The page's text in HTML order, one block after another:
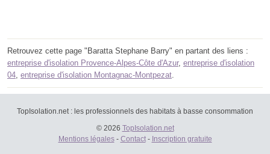
Retrouvez cette page "Baratta Stephane Barry" en partant des liens :
entreprise d'isolation Provence-Alpes-Côte d'Azur, entreprise d'isolation
04, entreprise d'isolation Montagnac-Montpezat.
TopIsolation.net : les professionnels des habitats à basse consommation
© 2026 TopIsolation.net
Mentions légales- Contact- Inscription gratuite